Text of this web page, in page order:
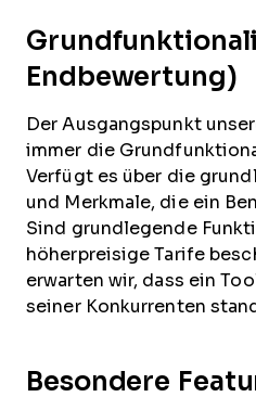
Endbewertung)
Der Ausgangspunkt
immer die
Verfügt es über die
und Merkmale, die ein
Sind grundlegende
höherpreisige Tarife
erwarten wir, dass ein
seiner Konkurrenten
Besondere